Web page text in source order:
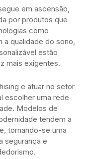
em ascensão,
por produtos que
como
a qualidade do sono,
estão
mais exigentes.
e atuar no setor
escolher uma rede
Modelos de
tendem a
tornando-se uma
segurança e